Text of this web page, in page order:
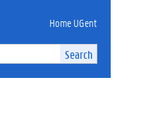
Home UGent